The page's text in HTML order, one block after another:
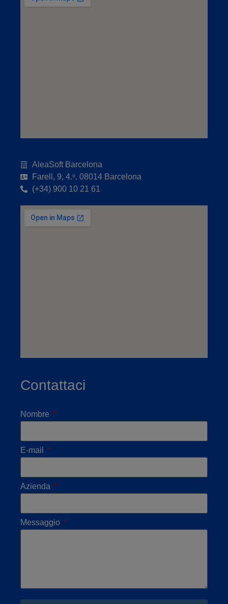
AleaSoft Barcelona
Farell, 9, 4.ᵒ. 08014 Barcelona
(+34) 900 10 21 61
Contattaci
Nombre
E-mail
Azienda
Messaggio